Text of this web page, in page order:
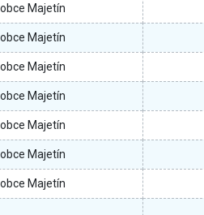
Majetín
Majetín
Majetín
Majetín
Majetín
Majetín
Majetín